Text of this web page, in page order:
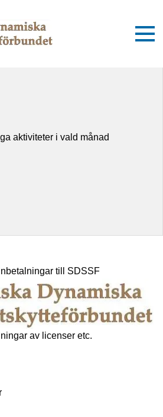
aktiviteter i vald månad
till SDSSF
av licenser etc.